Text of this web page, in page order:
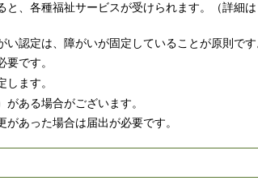
と、各種福祉サービスが受けられます。（詳細
い認定は、障がいが固定していることが原則です
要です。
します。
がある場合がございます。
があった場合は届出が必要です。